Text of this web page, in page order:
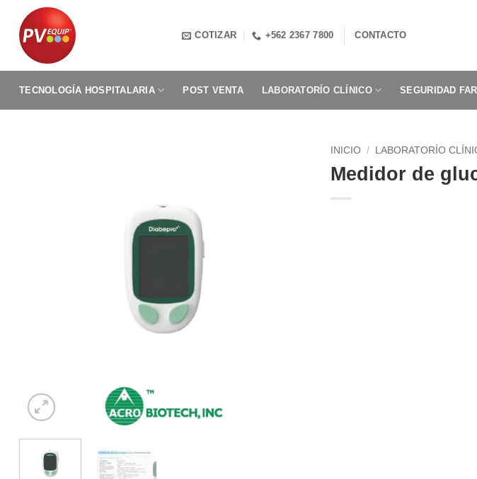
contenido
COTIZAR +562 2367 7800 CONTACTO
TECNOLOGÍA HOSPITALARIA POST VENTA LABORATORÍO CLÍNICO SEGURIDAD
INICIO / LABORATORÍO
Medidor de